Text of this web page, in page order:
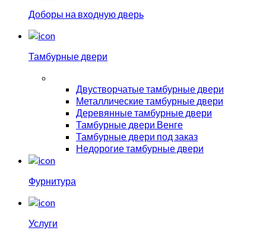
Доборы на входную дверь
Тамбурные двери
Двустворчатые тамбурные двери
Металлические тамбурные двери
Деревянные тамбурные двери
Тамбурные двери Венге
Тамбурные двери под заказ
Недорогие тамбурные двери
Фурнитура
Услуги